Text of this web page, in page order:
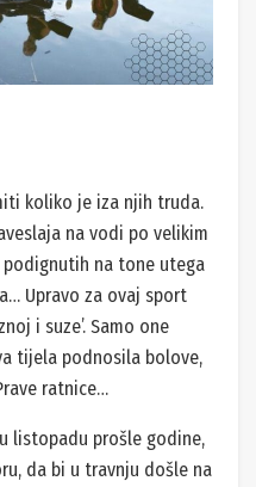
koliko je iza njih truda.
na vodi po velikim
na tone utega
Upravo za ovaj sport
i suze’. Samo one
tijela podnosila bolove,
ratnice…
listopadu prošle godine,
da bi u travnju došle na